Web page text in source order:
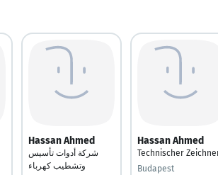
Hassan Ahmed
شركة أدوات تأسيس
وتشطيب كهرباء
Hassan Ahmed
Technischer
Budapest